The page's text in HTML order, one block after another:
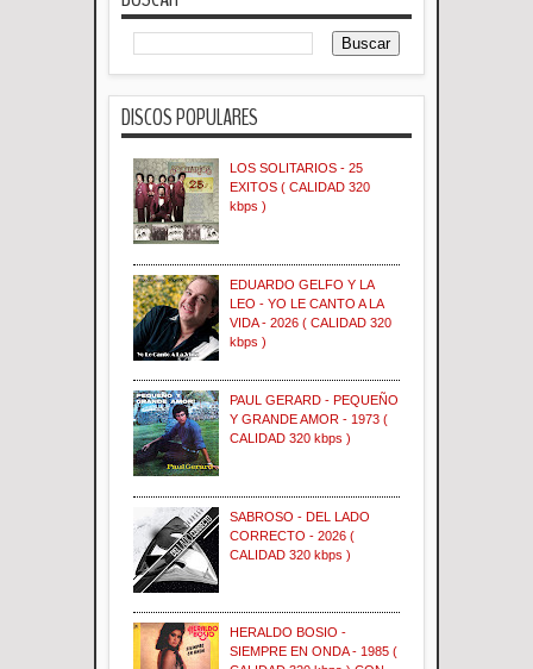
DISCOS POPULARES
LOS SOLITARIOS - 25
EXITOS ( CALIDAD 320
kbps )
EDUARDO GELFO Y LA
LEO - YO LE CANTO A LA
VIDA - 2026 ( CALIDAD 320
kbps )
PAUL GERARD - PEQUEÑO
Y GRANDE AMOR - 1973 (
CALIDAD 320 kbps )
SABROSO - DEL LADO
CORRECTO - 2026 (
CALIDAD 320 kbps )
HERALDO BOSIO -
SIEMPRE EN ONDA - 1985 (